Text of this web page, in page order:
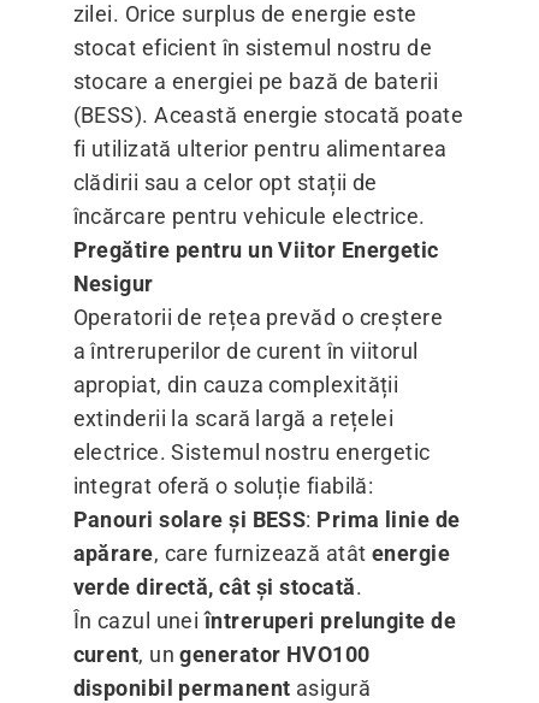
zilei. Orice surplus de energie este
stocat eficient în sistemul nostru de
stocare a energiei pe bază de baterii
(BESS). Această energie stocată poate
fi utilizată ulterior pentru alimentarea
clădirii sau a celor opt stații de
încărcare pentru vehicule electrice.
Pregătire pentru un Viitor Energetic
Nesigur
Operatorii de rețea prevăd o creștere
a întreruperilor de curent în viitorul
apropiat, din cauza complexității
extinderii la scară largă a rețelei
electrice. Sistemul nostru energetic
integrat oferă o soluție fiabilă:
Panouri solare și BESS: Prima linie de
apărare, care furnizează atâtenergie
verde directă, cât și stocată.
În cazul uneiîntreruperi prelungite de
curent, ungenerator HVO100
disponibil permanent asigură